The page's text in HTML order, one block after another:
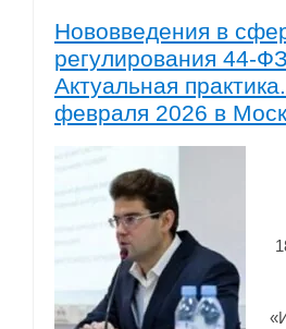
Нововведения в
регулирования 44-
Актуальная
февраля 2026 в